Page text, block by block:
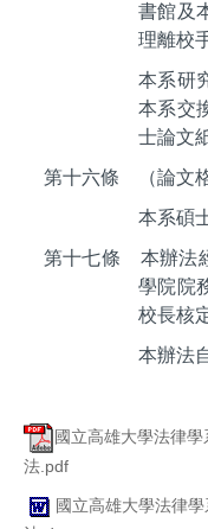
書館及
理離校
本系研
本系交
士論文
第十六條 （論文格
本系碩士論文
第十七條
本辦法
學院院
校長核
本辦法
國立高雄大學法律
法.pdf
國立高雄大學法律